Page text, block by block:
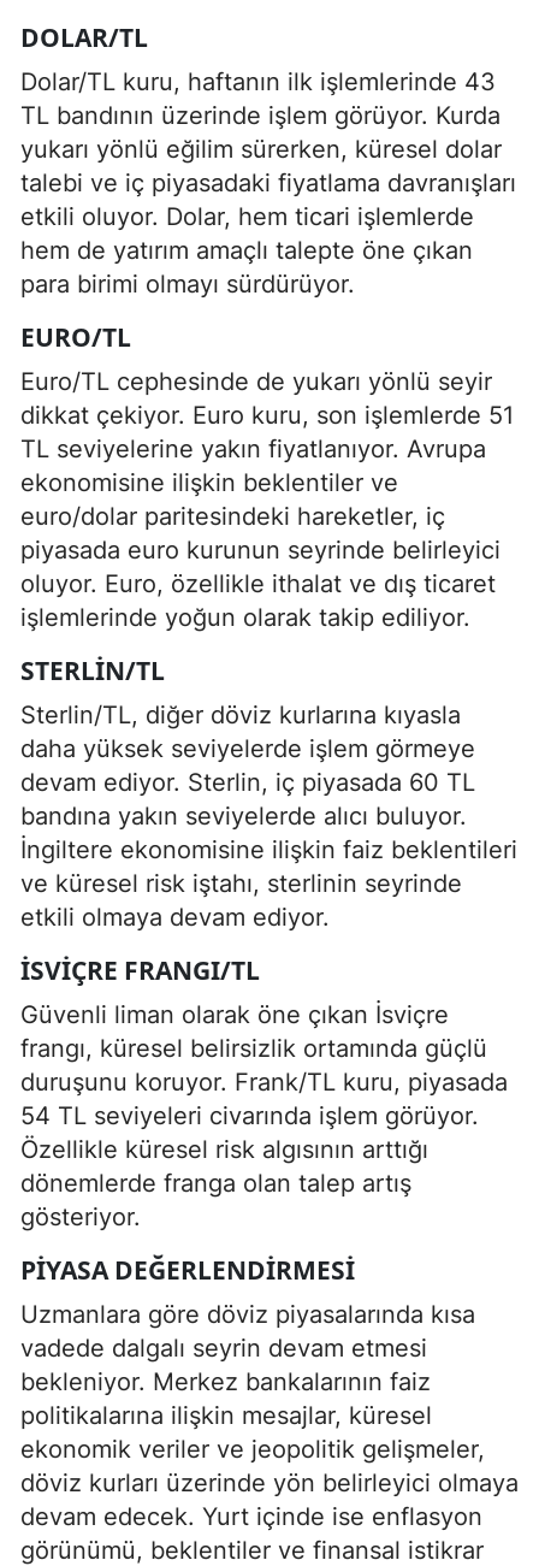
DOLAR/TL
Dolar/TL kuru, haftanın ilk işlemlerinde 43
TL bandının üzerinde işlem görüyor. Kurda
yukarı yönlü eğilim sürerken, küresel dolar
talebi ve iç piyasadaki fiyatlama davranışları
etkili oluyor. Dolar, hem ticari işlemlerde
hem de yatırım amaçlı talepte öne çıkan
para birimi olmayı sürdürüyor.
EURO/TL
Euro/TL cephesinde de yukarı yönlü seyir
dikkat çekiyor. Euro kuru, son işlemlerde 51
TL seviyelerine yakın fiyatlanıyor. Avrupa
ekonomisine ilişkin beklentiler ve
euro/dolar paritesindeki hareketler, iç
piyasada euro kurunun seyrinde belirleyici
oluyor. Euro, özellikle ithalat ve dış ticaret
işlemlerinde yoğun olarak takip ediliyor.
STERLIN/TL
Sterlin/TL, diğer döviz kurlarına kıyasla
daha yüksek seviyelerde işlem görmeye
devam ediyor. Sterlin, iç piyasada 60 TL
bandına yakın seviyelerde alıcı buluyor.
İngiltere ekonomisine ilişkin faiz beklentileri
ve küresel risk iştahı, sterlinin seyrinde
etkili olmaya devam ediyor.
İSVIÇRE FRANGI/TL
Güvenli liman olarak öne çıkan İsviçre
frangı, küresel belirsizlik ortamında güçlü
duruşunu koruyor. Frank/TL kuru, piyasada
54 TL seviyeleri civarında işlem görüyor.
Özellikle küresel risk algısının arttığı
dönemlerde franga olan talep artış
gösteriyor.
PIYASA DEĞERLENDIRMESI
Uzmanlara göre döviz piyasalarında kısa
vadede dalgalı seyrin devam etmesi
bekleniyor. Merkez bankalarının faiz
politikalarına ilişkin mesajlar, küresel
ekonomik veriler ve jeopolitik gelişmeler,
döviz kurları üzerinde yön belirleyici olmaya
devam edecek. Yurt içinde ise enflasyon
görünümü, beklentiler ve finansal istikrar